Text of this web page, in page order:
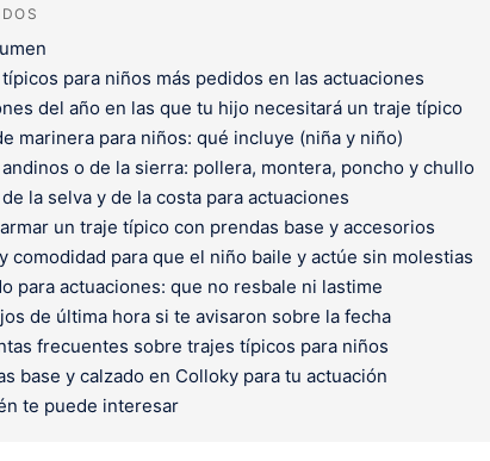
para niños más pedidos en las actuaciones
del año en las que tu hijo necesitará un traje típico
marinera para niños: qué incluye (niña y niño)
o de la sierra: pollera, montera, poncho y chullo
la selva y de la costa para actuaciones
un traje típico con prendas base y accesorios
comodidad para que el niño baile y actúe sin molestias
para actuaciones: que no resbale ni lastime
de última hora si te avisaron sobre la fecha
frecuentes sobre trajes típicos para niños
base y calzado en Colloky para tu actuación
te puede interesar